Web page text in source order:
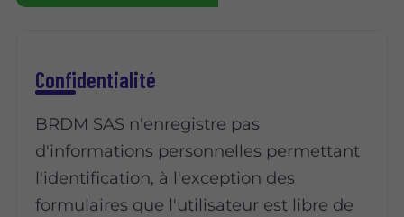
Confidentialité
BRDM SAS n'enregistre pas
d'informations personnelles permettant
l'identification, à l'exception des
formulaires que l'utilisateur est libre de